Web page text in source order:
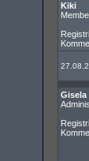
Kiki
Gisela